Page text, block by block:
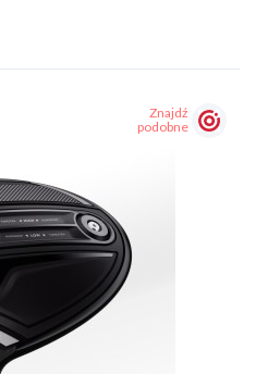
Znajdź
podobne